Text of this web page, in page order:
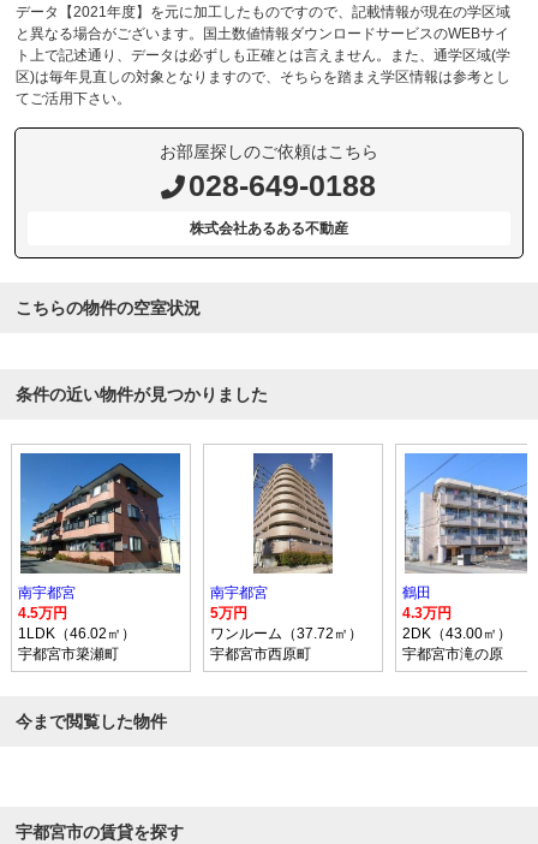
データ【2021年度】を元に加工したものですので、記載情報が現在の学区域
と異なる場合がございます。国土数値情報ダウンロードサービスのWEBサイ
ト上で記述通り、データは必ずしも正確とは言えません。また、通学区域(学
区)は毎年見直しの対象となりますので、そちらを踏まえ学区情報は参考とし
てご活用下さい。
お部屋探しのご依頼はこちら
028-649-0188
株式会社あるある不動産
こちらの物件の空室状況
条件の近い物件が見つかりました
南宇都宮
4.5万円
1LDK（46.02㎡）
宇都宮市簗瀬町
南宇都宮
5万円
ワンルーム（37.72㎡）
宇都宮市西原町
鶴田
4.3万円
2DK（43.00㎡）
宇都宮市滝の原
今まで閲覧した物件
宇都宮市の賃貸を探す